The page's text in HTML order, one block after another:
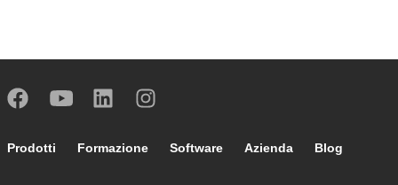
Footer main navigation
Prodotti Formazione Software Azienda Blog